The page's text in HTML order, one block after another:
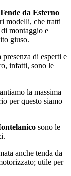
Tende da Esterno
modelli, che tratti
montaggio e
giuso.
presenza di esperti e
infatti, sono le
la massima
per questo siamo
sono le
anche tenda da
utile per